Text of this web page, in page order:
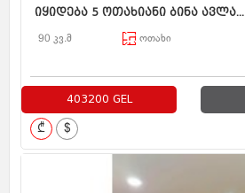
იყიდება 5 ოთახიანი ბინა ავლა...
90 კვ.მ ოთახი
403200 GEL
₾ $